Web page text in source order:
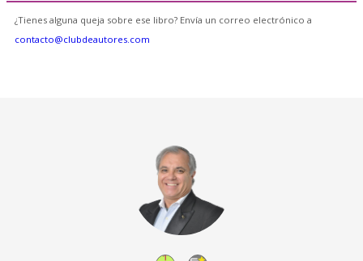
¿Tienes alguna queja sobre ese libro? Envía un correo electrónico a
contacto@clubdeautores.com